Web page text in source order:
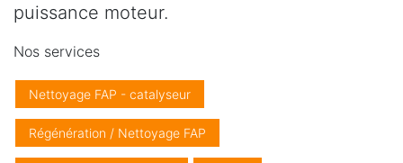
puissance moteur.
Nos services
Nettoyage FAP - catalyseur
Régénération / Nettoyage FAP